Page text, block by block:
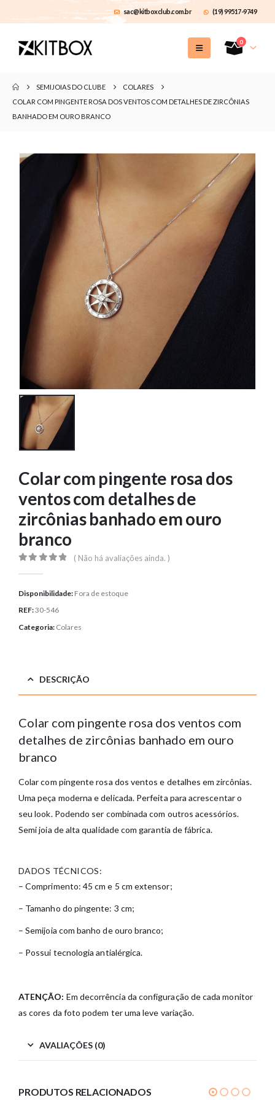
sac@kitboxclub.com.br (19) 99517-9749
0
SEMIJOIAS DO CLUBE
COLARES
COLAR COM PINGENTE ROSA DOS VENTOS COM DETALHES DE ZIRCÔNIAS
BANHADO EM OURO BRANCO
Colar com pingente rosa dos
ventos com detalhes de
zircônias banhado em ouro
branco
( Não há avaliações ainda. )
Disponibilidade: Fora de estoque
REF:30-546
Categoria: Colares
DESCRIÇÃO
Colar com pingente rosa dos ventos com
detalhes de zircônias banhado em ouro
branco
Colar com pingente rosa dos ventos e detalhes em zircônias.
Uma peça moderna e delicada. Perfeita para acrescentar o
seu look. Podendo ser combinada com outros acessórios.
Semi joia de alta qualidade com garantia de fábrica.
DADOS TÉCNICOS:
– Comprimento: 45 cm e 5 cm extensor;
– Tamanho do pingente: 3 cm;
– Semijoia com banho de ouro branco;
– Possui tecnologia antialérgica.
ATENÇÃO: Em decorrência da configuração de cada monitor
as cores da foto podem ter uma leve variação.
AVALIAÇÕES (0)
PRODUTOS RELACIONADOS